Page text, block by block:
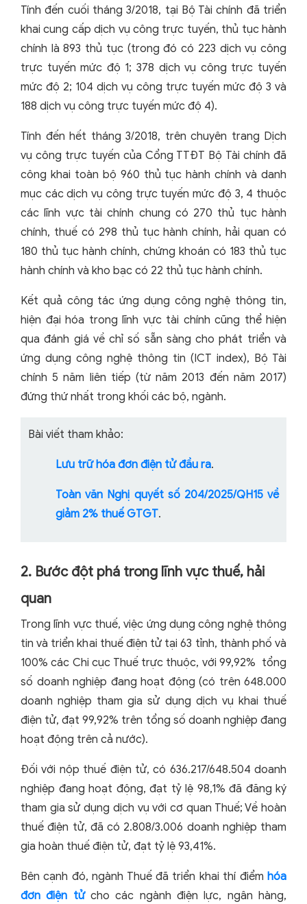
Tính đến cuối tháng 3/2018, tại Bộ Tài chính đã triển
khai cung cấp dịch vụ công trực tuyến, thủ tục hành
chính là 893 thủ tục (trong đó có 223 dịch vụ công
trực tuyến mức độ 1; 378 dịch vụ công trực tuyến
mức độ 2; 104 dịch vụ công trực tuyến mức độ 3 và
188 dịch vụ công trực tuyến mức độ 4).
Tính đến hết tháng 3/2018, trên chuyên trang Dịch
vụ công trực tuyến của Cổng TTĐT Bộ Tài chính đã
công khai toàn bộ 960 thủ tục hành chính và danh
mục các dịch vụ công trực tuyến mức độ 3, 4 thuộc
các lĩnh vực tài chính chung có 270 thủ tục hành
chính, thuế có 298 thủ tục hành chính, hải quan có
180 thủ tục hành chính, chứng khoán có 183 thủ tục
hành chính và kho bạc có 22 thủ tục hành chính.
Kết quả công tác ứng dụng công nghệ thông tin,
hiện đại hóa trong lĩnh vực tài chính cũng thể hiện
qua đánh giá về chỉ số sẵn sàng cho phát triển và
ứng dụng công nghệ thông tin (ICT index), Bộ Tài
chính 5 năm liên tiếp (từ năm 2013 đến năm 2017)
đứng thứ nhất trong khối các bộ, ngành.
Bài viết tham khảo:
Lưu trữ hóa đơn điện tử đầu ra.
Toàn văn Nghị quyết số 204/2025/QH15 về
giảm 2% thuế GTGT.
2. Bước đột phá trong lĩnh vực thuế, hải
quan
Trong lĩnh vực thuế, việc ứng dụng công nghệ thông
tin và triển khai thuế điện tử tại 63 tỉnh, thành phố và
100% các Chi cục Thuế trực thuộc, với 99,92% tổng
số doanh nghiệp đang hoạt động (có trên 648.000
doanh nghiệp tham gia sử dụng dịch vụ khai thuế
điện tử, đạt 99,92% trên tổng số doanh nghiệp đang
hoạt động trên cả nước).
Đối với nộp thuế điện tử, có 636.217/648.504 doanh
nghiệp đang hoạt động, đạt tỷ lệ 98,1% đã đăng ký
tham gia sử dụng dịch vụ với cơ quan Thuế; Về hoàn
thuế điện tử, đã có 2.808/3.006 doanh nghiệp tham
gia hoàn thuế điện tử, đạt tỷ lệ 93,41%.
Bên cạnh đó, ngành Thuế đã triển khai thí điểm hóa
đơn điện tửcho các ngành điện lực, ngân hàng,